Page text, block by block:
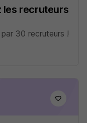
les recruteurs
30 recruteurs !